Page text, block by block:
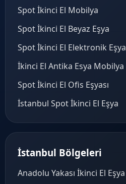
Spot İkinci El Mobilya
Spot İkinci El Beyaz Eşya
Spot İkinci El Elektronik Eşya
İkinci El Antika Esya Mobilya
Spot İkinci El Ofis Eşyası
İstanbul Spot İkinci El Eşya
İstanbul Bölgeleri
Anadolu Yakası İkinci El Eşya